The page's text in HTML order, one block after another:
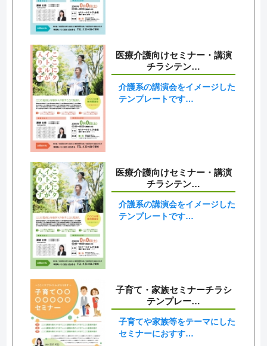
医療介護向けセミナー・講演
チラシテン…
介護系の講演会をイメージした
テンプレートです…
医療介護向けセミナー・講演
チラシテン…
介護系の講演会をイメージした
テンプレートです…
子育て・家族セミナーチラシ
テンプレー…
子育てや家族等をテーマにした
セミナーにおすす…